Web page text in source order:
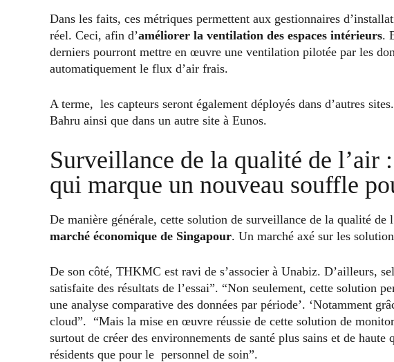
Dans les faits, ces métriques permettent aux gestionnaires
réel. Ceci, afin d’améliorer la ventilation des espaces intérieurs.
derniers pourront mettre en œuvre une ventilation pilotée par les
automatiquement le flux d’air frais.
A terme, les capteurs seront également déployés dans d’autres
Bahru ainsi que dans un autre site à Eunos.
Surveillance de la qualité de l’air
qui marque un nouveau souffle
De manière générale, cette solution de surveillance de la qualité de
marché économique de Singapour. Un marché axé sur les
De son côté, THKMC est ravi de s’associer à Unabiz. D’ailleurs,
satisfaite des résultats de l’essai”. “Non seulement, cette solution
une analyse comparative des données par période’. ‘Notamment
cloud”. “Mais la mise en œuvre réussie de cette solution de
surtout de créer des environnements de santé plus sains et de
résidents que pour le personnel de soin”.